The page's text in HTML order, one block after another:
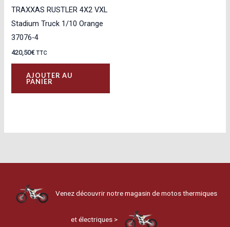
TRAXXAS RUSTLER 4X2 VXL
Stadium Truck 1/10 Orange
37076-4
420,50€ TTC
AJOUTER AU
PANIER
Venez découvrir notre magasin de motos thermiques
et électriques >